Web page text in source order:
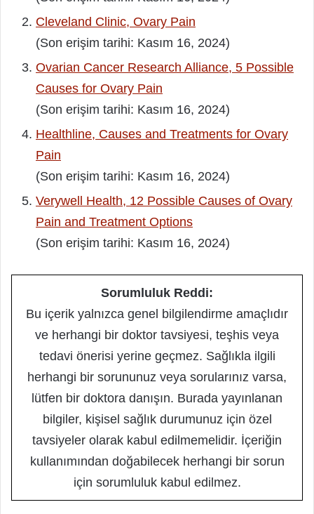
Cleveland Clinic, Ovary Pain
(Son erişim tarihi: Kasım 16, 2024)
Ovarian Cancer Research Alliance, 5 Possible
Causes for Ovary Pain
(Son erişim tarihi: Kasım 16, 2024)
Healthline, Causes and Treatments for Ovary
Pain
(Son erişim tarihi: Kasım 16, 2024)
Verywell Health, 12 Possible Causes of Ovary
Pain and Treatment Options
(Son erişim tarihi: Kasım 16, 2024)
Sorumluluk Reddi:
Bu içerik yalnızca genel bilgilendirme amaçlıdır
ve herhangi bir doktor tavsiyesi, teşhis veya
tedavi önerisi yerine geçmez. Sağlıkla ilgili
herhangi bir sorununuz veya sorularınız varsa,
lütfen bir doktora danışın. Burada yayınlanan
bilgiler, kişisel sağlık durumunuz için özel
tavsiyeler olarak kabul edilmemelidir. İçeriğin
kullanımından doğabilecek herhangi bir sorun
için sorumluluk kabul edilmez.